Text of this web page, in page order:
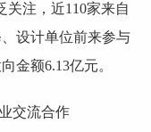
关注，近110家来自
设计单位前来参与
金额6.13亿元。
交流合作